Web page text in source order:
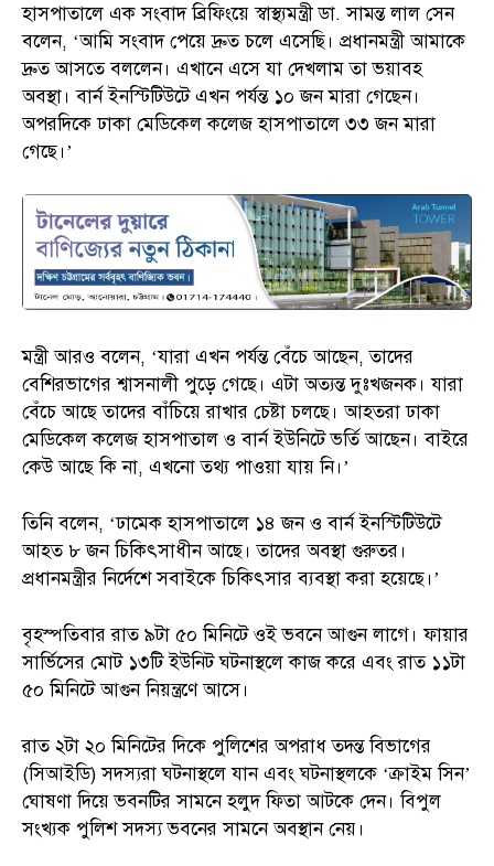
হাসপাতালে এক সংবাদ ব্রিফিংয়ে স্বাস্থ্যমন্ত্রী ডা. সামন্ত লাল সেন
বলেন, ‘আমি সংবাদ পেয়ে দ্রুত চলে এসেছি। প্রধানমন্ত্রী আমাকে
দ্রুত আসতে বললেন। এখানে এসে যা দেখলাম তা ভয়াবহ
অবস্থা। বার্ন ইনস্টিটিউটে এখন পর্যন্ত ১০ জন মারা গেছেন।
অপরদিকে ঢাকা মেডিকেল কলেজ হাসপাতালে ৩৩ জন মারা
গেছে।’
মন্ত্রী আরও বলেন, ‘যারা এখন পর্যন্ত বেঁচে আছেন, তাদের
বেশিরভাগের শ্বাসনালী পুড়ে গেছে। এটা অত্যন্ত দুঃখজনক। যারা
বেঁচে আছে তাদের বাঁচিয়ে রাখার চেষ্টা চলছে। আহতরা ঢাকা
মেডিকেল কলেজ হাসপাতাল ও বার্ন ইউনিটে ভর্তি আছেন। বাইরে
কেউ আছে কি না, এখনো তথ্য পাওয়া যায় নি।’
তিনি বলেন, ‘ঢামেক হাসপাতালে ১৪ জন ও বার্ন ইনস্টিটিউটে
আহত ৮ জন চিকিৎসাধীন আছে। তাদের অবস্থা গুরুতর।
প্রধানমন্ত্রীর নির্দেশে সবাইকে চিকিৎসার ব্যবস্থা করা হয়েছে।’
বৃহস্পতিবার রাত ৯টা ৫০ মিনিটে ওই ভবনে আগুন লাগে। ফায়ার
সার্ভিসের মোট ১৩টি ইউনিট ঘটনাস্থলে কাজ করে এবং রাত ১১টা
৫০ মিনিটে আগুন নিয়ন্ত্রণে আসে।
রাত ২টা ২০ মিনিটের দিকে পুলিশের অপরাধ তদন্ত বিভাগের
(সিআইডি) সদস্যরা ঘটনাস্থলে যান এবং ঘটনাস্থলকে ‘ক্রাইম সিন’
ঘোষণা দিয়ে ভবনটির সামনে হলুদ ফিতা আটকে দেন। বিপুল
সংখ্যক পুলিশ সদস্য ভবনের সামনে অবস্থান নেয়।